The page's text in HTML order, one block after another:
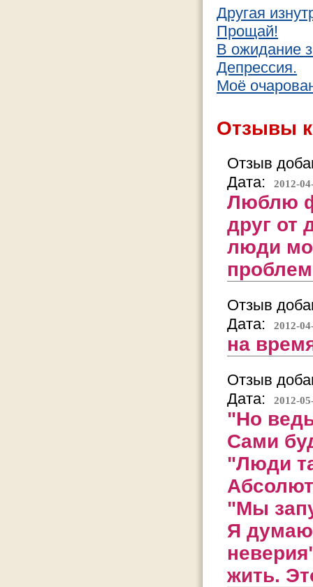
Другая
Прощай!
В ожидание
Депрессия.
Моё
Отзывы
Отзыв
Дата:
2012-
Люблю
друг от
люди
Отзыв
Дата:
2012-
на
Отзыв
Дата:
2012-
"Но
Сами
"Люди
"Мы
Я думаю
жить.